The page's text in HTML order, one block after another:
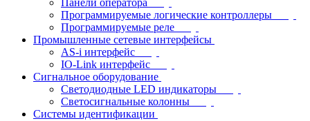
Панели оператора
Программируемые логические контроллеры
Программируемые реле
Промышленные сетевые интерфейсы
AS-i интерфейс
IO-Link интерфейс
Сигнальное оборудование
Светодиодные LED индикаторы
Светосигнальные колонны
Системы идентификации